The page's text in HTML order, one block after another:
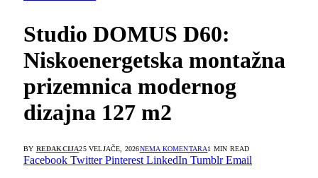
Studio DOMUS D60:
Niskoenergetska montažna
prizemnica modernog
dizajna 127 m2
BY REDAKCIJA25 VELJAČE, 2026NEMA KOMENTARA1 MIN READ
Facebook Twitter Pinterest LinkedIn Tumblr Email